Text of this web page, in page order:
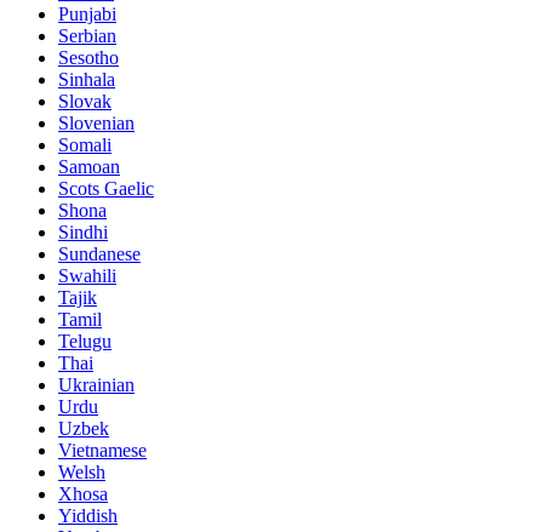
Punjabi
Serbian
Sesotho
Sinhala
Slovak
Slovenian
Somali
Samoan
Scots Gaelic
Shona
Sindhi
Sundanese
Swahili
Tajik
Tamil
Telugu
Thai
Ukrainian
Urdu
Uzbek
Vietnamese
Welsh
Xhosa
Yiddish